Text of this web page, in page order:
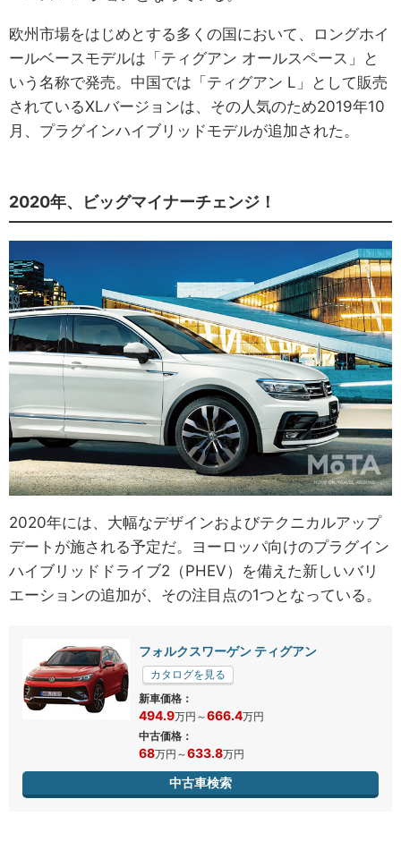
欧州市場をはじめとする多くの国において、ロングホイ
ールベースモデルは「ティグアン オールスペース」と
いう名称で発売。中国では「ティグアン L」として販売
されているXLバージョンは、その人気のため2019年10
月、プラグインハイブリッドモデルが追加された。
2020年、ビッグマイナーチェンジ！
2020年には、大幅なデザインおよびテクニカルアップ
デートが施される予定だ。ヨーロッパ向けのプラグイン
ハイブリッドドライブ2（PHEV）を備えた新しいバリ
エーションの追加が、その注目点の1つとなっている。
フォルクスワーゲン ティグアン
カタログを見る
新車価格：
494.9万円 ～666.4万円
中古価格：
68万円 ～633.8万円
中古車検索